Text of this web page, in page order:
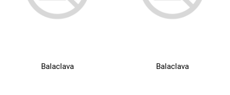
Balaclava Balaclava